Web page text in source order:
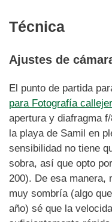
Técnica
Ajustes de
El punto de partida
para Fotografía
apertura y diafragma
la playa de Samil en
sensibilidad no tiene
sobra, así que opto
200). De esa manera,
muy sombría (algo
año) sé que la